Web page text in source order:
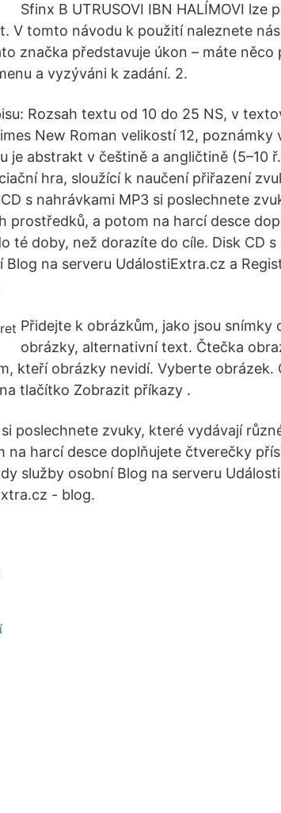
Sfinx B UTRUSOVI IBN HALÍMOVI lze
V tomto návodu k použití naleznete
značka představuje úkon – máte něco
a vyzýváni k zadání. 2.
Rozsah textu od 10 do 25 NS, v
New Roman velikostí 12, poznámky
je abstrakt v češtině a angličtině (5–10
hra, sloužící k naučení přiřazení
s nahrávkami MP3 si poslechnete
prostředků, a potom na harcí desce
té doby, než dorazíte do cíle. Disk CD
na serveru UdálostiExtra.cz a
Přidejte k obrázkům, jako jsou snímky
obrázky, alternativní text. Čtečka
kteří obrázky nevidí. Vyberte obrázek.
tlačítko Zobrazit příkazy .
poslechnete zvuky, které vydávají
harcí desce doplňujete čtverečky
služby osobní Blog na serveru
- blog.